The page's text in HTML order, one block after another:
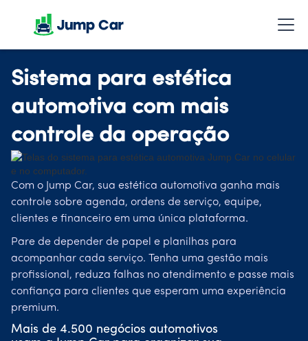
Sistema para estética
automotiva com mais
controle da operação
Com o Jump Car, sua estética automotiva ganha mais
controle sobre agenda, ordens de serviço, equipe,
clientes e financeiro em uma única plataforma.
Pare de depender de papel e planilhas para
acompanhar cada serviço. Tenha uma gestão mais
profissional, reduza falhas no atendimento e passe mais
confiança para clientes que esperam uma experiência
premium.
Mais de 4.500 negócios automotivos